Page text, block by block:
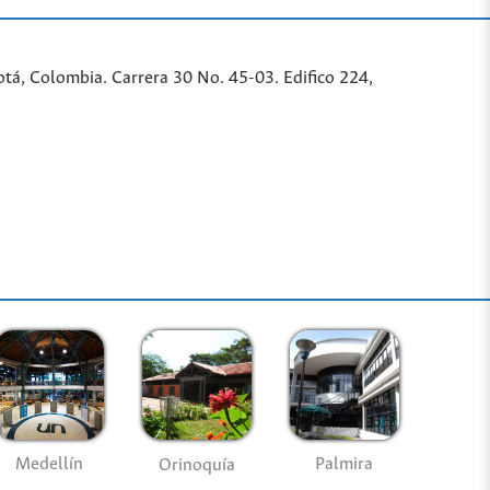
Colombia. Carrera 30 No. 45-03. Edifico 224,
Medellín Orinoquía Palmira